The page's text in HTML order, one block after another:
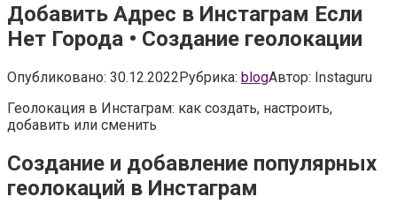
Добавить Адрес в Инстаграм Если
Нет Города • Создание геолокации
Опубликовано: 30.12.2022Рубрика: blogАвтор: Instaguru
Геолокация в Инстаграм: как создать, настроить,
добавить или сменить
Создание и добавление популярных
геолокаций в Инстаграм